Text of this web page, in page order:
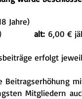
Jahre)
alt: 6,00 €
erfolgt
Mitgliedern